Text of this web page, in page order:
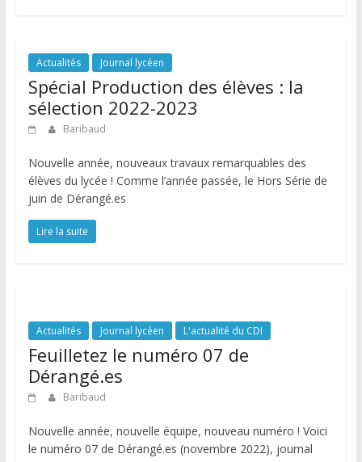
Actualités Journal lycéen
Spécial Production des élèves : la
sélection 2022-2023
Baribaud
Nouvelle année, nouveaux travaux remarquables des
élèves du lycée ! Comme l’année passée, le Hors Série de
juin de Dérangé.es
Lire la suite
Actualités Journal lycéen L'actualité du CDI
Feuilletez le numéro 07 de
Dérangé.es
Baribaud
Nouvelle année, nouvelle équipe, nouveau numéro ! Voici
le numéro 07 de Dérangé.es (novembre 2022), journal